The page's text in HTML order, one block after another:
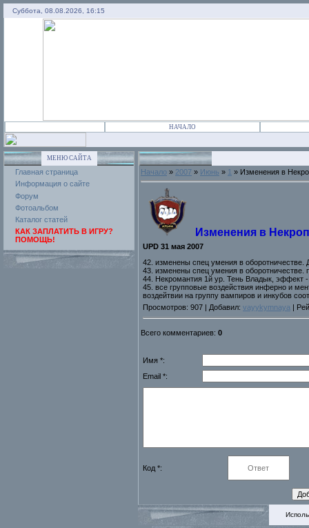
Суббота, 08.08.2026, 16:15
НАЧАЛО
МЕНЮ САЙТА
Главная страница
Информация о сайте
Форум
Фотоальбом
Каталог статей
КАК ЗАПЛАТИТЬ В ИГРУ?
ПОМОЩЬ!
Начало » 2007 » Июнь » 1 » Изменения в
Изменения в
UPD 31 мая 2007
42. изменены спец умения в
43. изменены спец умения в оборотничестве.
44. Некромантия 1й ур. Тень Владык, эффект
45. все групповые воздействия инферно и
воздейтвии на группу вампиров и инкубов
Просмотров: 907 | Добавил: vayykymnaya |
Всего комментариев: 0
Имя *:
Email *:
Код *: